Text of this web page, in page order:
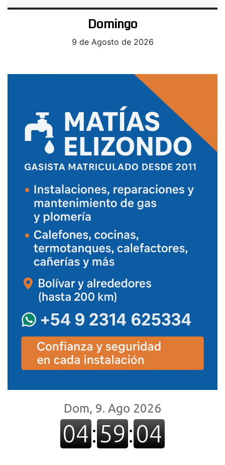
Domingo
9 de Agosto de 2026